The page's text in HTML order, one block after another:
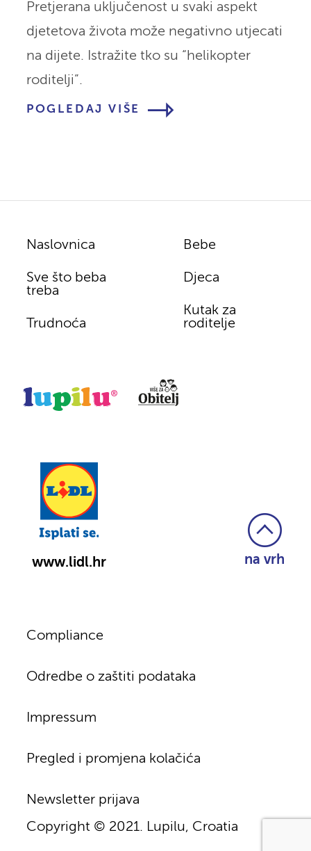
Pretjerana uključenost u svaki aspekt
djetetova života može negativno utjecati
na dijete. Istražite tko su “helikopter
roditelji”.
POGLEDAJ VIŠE
Naslovnica
Sve što beba
treba
Trudnoća
Bebe
Djeca
Kutak za
roditelje
www.lidl.hr na vrh
Copyright © 2021. Lupilu, Croatia
Newsletter prijava
Pregled i promjena kolačića
Impressum
Odredbe o zaštiti podataka
Compliance